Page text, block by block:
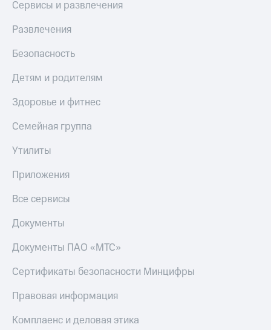
Сервисы и развлечения
Развлечения
Безопасность
Детям и родителям
Здоровье и фитнес
Семейная группа
Утилиты
Приложения
Все сервисы
Документы
Документы ПАО «МТС»
Сертификаты безопасности Минцифры
Правовая информация
Комплаенс и деловая этика